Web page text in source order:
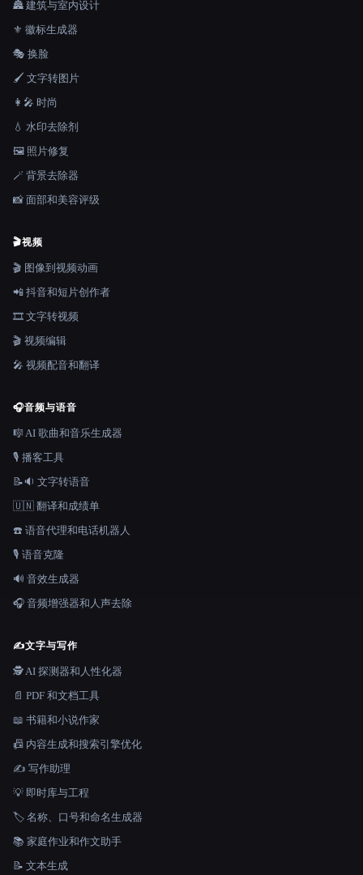
🏯 建筑与室内设计
⚜️ 徽标生成器
🎭 换脸
🖌️ 文字转图片
👩‍🎤 时尚
💧 水印去除剂
🖼️ 照片修复
🪄 背景去除器
📸 面部和美容评级
🎬视频
🎬 图像到视频动画
📲 抖音和短片创作者
🎞️ 文字转视频
🎬 视频编辑
🎤 视频配音和翻译
🎧音频与语音
🎼 AI 歌曲和音乐生成器
🎙️ 播客工具
📝🔉 文字转语音
🇺🇳 翻译和成绩单
☎️ 语音代理和电话机器人
🎙️ 语音克隆
🔊 音效生成器
🎧 音频增强器和人声去除
✍️文字与写作
🕵️ AI 探测器和人性化器
📄 PDF 和文档工具
📖 书籍和小说作家
📠 内容生成和搜索引擎优化
✍️ 写作助理
💡 即时库与工程
🏷️ 名称、口号和命名生成器
📚 家庭作业和作文助手
📝 文本生成